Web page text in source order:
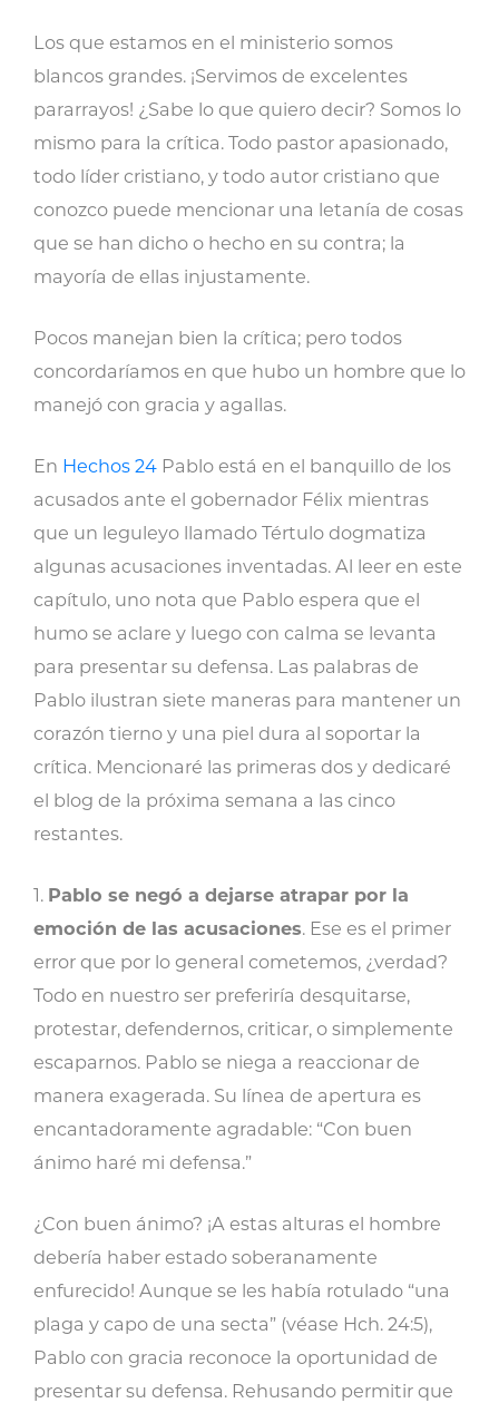
Los que estamos en el ministerio somos
blancos grandes. ¡Servimos de excelentes
pararrayos! ¿Sabe lo que quiero decir? Somos lo
mismo para la crítica. Todo pastor apasionado,
todo líder cristiano, y todo autor cristiano que
conozco puede mencionar una letanía de cosas
que se han dicho o hecho en su contra; la
mayoría de ellas injustamente.
Pocos manejan bien la crítica; pero todos
concordaríamos en que hubo un hombre que lo
manejó con gracia y agallas.
En Hechos 24 Pablo está en el banquillo de los
acusados ante el gobernador Félix mientras
que un leguleyo llamado Tértulo dogmatiza
algunas acusaciones inventadas. Al leer en este
capítulo, uno nota que Pablo espera que el
humo se aclare y luego con calma se levanta
para presentar su defensa. Las palabras de
Pablo ilustran siete maneras para mantener un
corazón tierno y una piel dura al soportar la
crítica. Mencionaré las primeras dos y dedicaré
el blog de la próxima semana a las cinco
restantes.
1. Pablo se negó a dejarse atrapar por la
emoción de las acusaciones. Ese es el primer
error que por lo general cometemos, ¿verdad?
Todo en nuestro ser preferiría desquitarse,
protestar, defendernos, criticar, o simplemente
escaparnos. Pablo se niega a reaccionar de
manera exagerada. Su línea de apertura es
encantadoramente agradable: “Con buen
ánimo haré mi defensa.”
¿Con buen ánimo? ¡A estas alturas el hombre
debería haber estado soberanamente
enfurecido! Aunque se les había rotulado “una
plaga y capo de una secta” (véase Hch. 24:5),
Pablo con gracia reconoce la oportunidad de
presentar su defensa. Rehusando permitir que